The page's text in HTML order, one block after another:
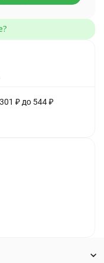
301 ₽до 544₽